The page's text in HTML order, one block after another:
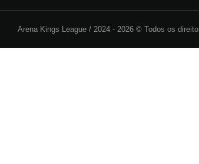
Arena Kings League / 2024 - 2026 © Todos os